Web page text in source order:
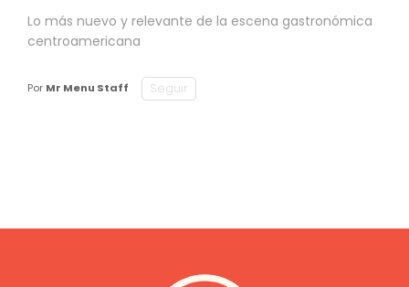
Lo más nuevo y relevante de la escena gastronómica
centroamericana
Por Mr Menu Staff Seguir